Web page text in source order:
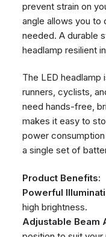
prevent strain on
angle allows you to
needed. A durable
headlamp resilient
The LED
runners, cyclists,
need hands-free,
makes it easy to
power
a single set of
Product Benefits:
Powerful
high brightness.
Adjustable Beam